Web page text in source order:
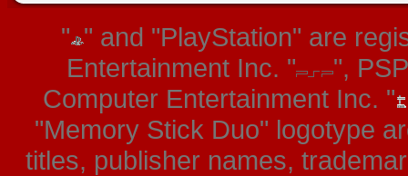
" " and "PlayStation" are
Entertainment Inc. "
",
Computer Entertainment Inc. "
"Memory Stick Duo" logotype
titles, publisher names,